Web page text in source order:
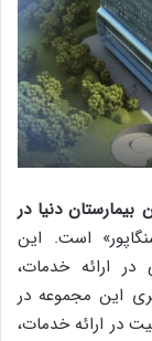
بیمارستان دنیا در
است. این
ارائه خدمات،
این مجموعه در
در ارائه خدمات،